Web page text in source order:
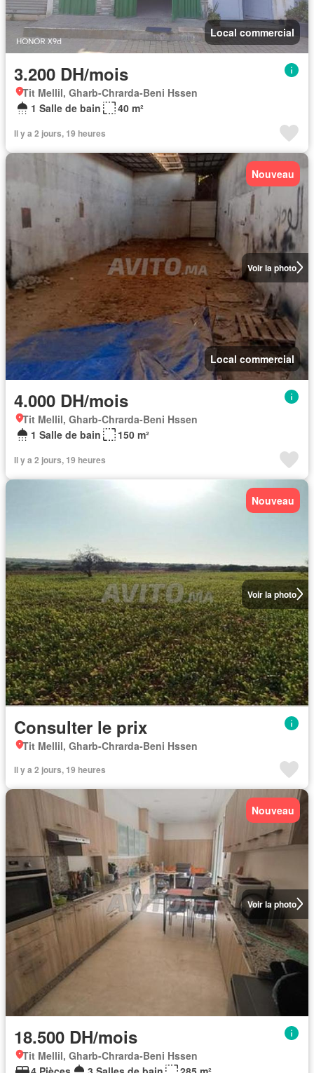
Local commercial
3.200 DH/mois
Tit Mellil, Gharb-Chrarda-Beni Hssen
1 Salle de bain
40 m²
Il y a 2 jours, 19 heures
Voir la photo
Nouveau
Local commercial
4.000 DH/mois
Tit Mellil, Gharb-Chrarda-Beni Hssen
1 Salle de bain
150 m²
Il y a 2 jours, 19 heures
Voir la photo
Nouveau
Consulter le prix
Tit Mellil, Gharb-Chrarda-Beni Hssen
Il y a 2 jours, 19 heures
Voir la photo
Nouveau
18.500 DH/mois
Tit Mellil, Gharb-Chrarda-Beni Hssen